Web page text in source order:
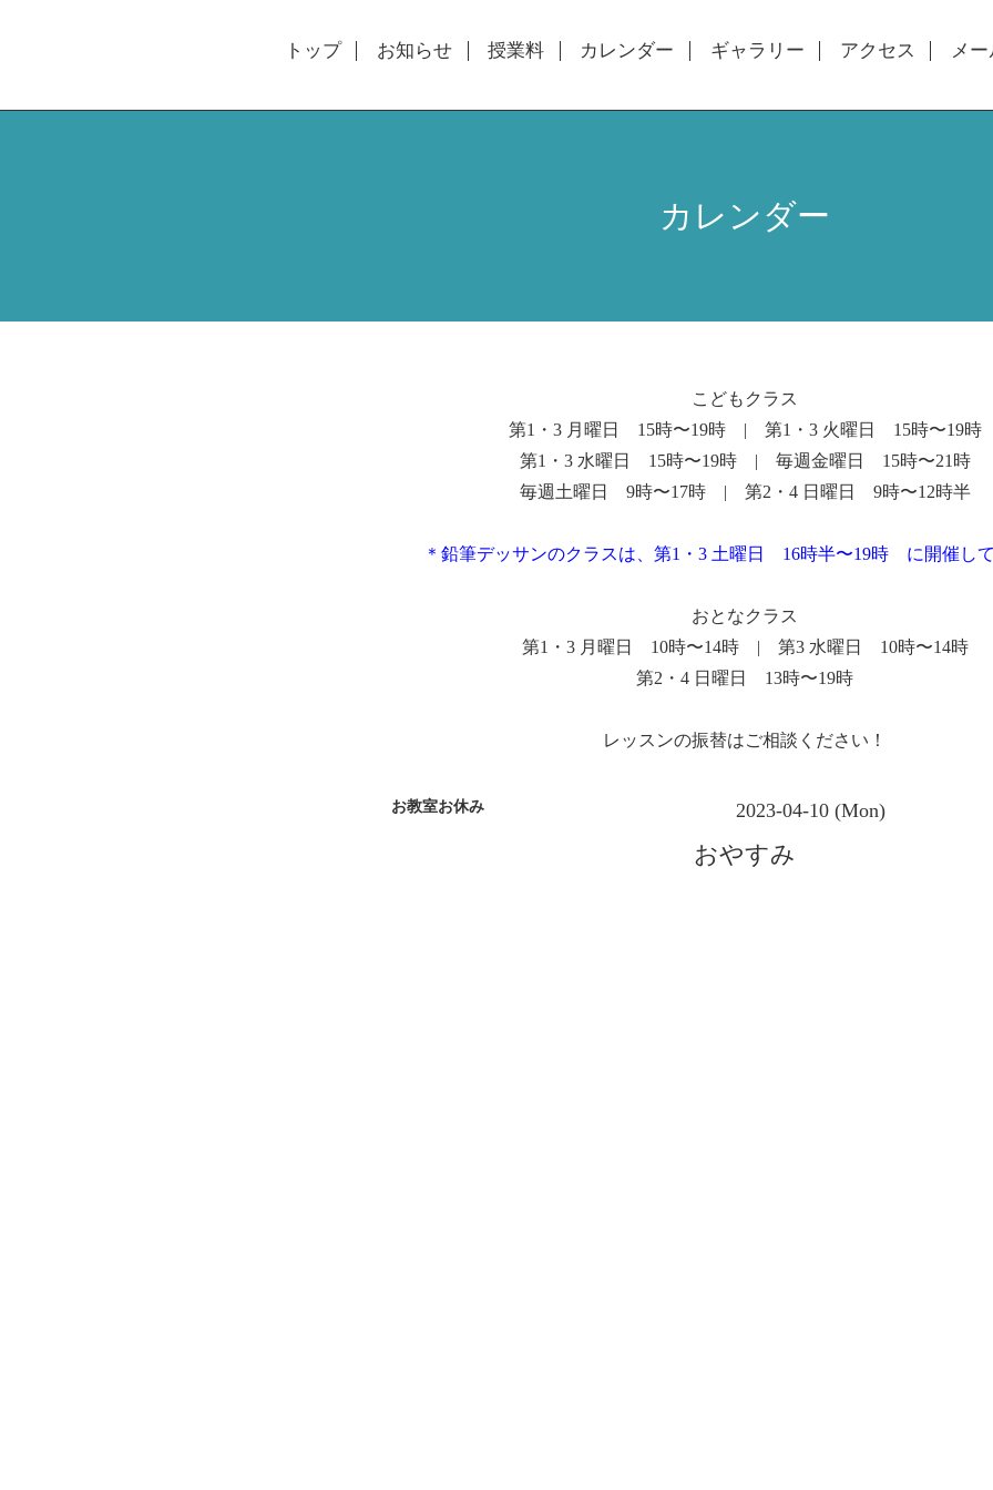
トップ お知らせ 授業料 カレンダー ギャラリー アクセス メ
カレンダー
こどもクラス
第1・3 月曜日 15時〜19時 | 第1・3 火曜日 15時〜19時
第1・3 水曜日 15時〜19時 | 毎週金曜日 15時〜21時
毎週土曜日 9時〜17時 | 第2・4 日曜日 9時〜12時半
＊鉛筆デッサンのクラスは、第1・3 土曜日 16時半〜19時 に開催し
おとなクラス
第1・3 月曜日 10時〜14時 | 第3 水曜日 10時〜14時
第2・4 日曜日 13時〜19時
レッスンの振替はご相談ください！
お教室お休み 2023-04-10 (Mon)
おやすみ